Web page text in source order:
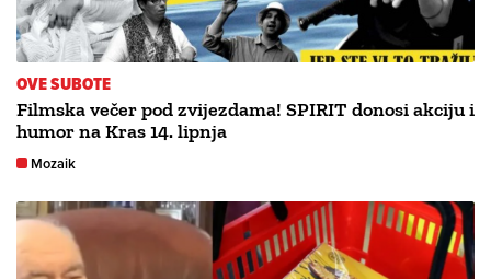
OVE SUBOTE
Filmska večer pod zvijezdama! SPIRIT donosi akciju i
humor na Kras 14. lipnja
Mozaik